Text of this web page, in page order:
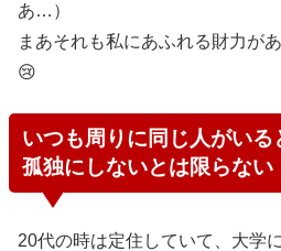
あ…）
まあそれも私にあふれる財力が
😢
いつも周りに同じ人がい
孤独にしないとは限らない
20代の時は定住していて、大学